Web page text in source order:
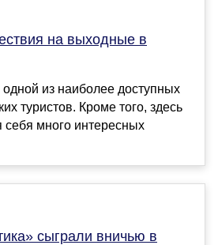
на выходные в
одной из наиболее доступных
туристов. Кроме того, здесь
себя много интересных
сыграли вничью в